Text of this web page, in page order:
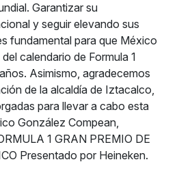
Garantizar su
y seguir elevando sus
fundamental para que México
calendario de Formula 1
Asimismo, agradecemos
de la alcaldía de Iztacalco,
para llevar a cabo esta
González Compean,
1 GRAN PREMIO DE
Presentado por Heineken.